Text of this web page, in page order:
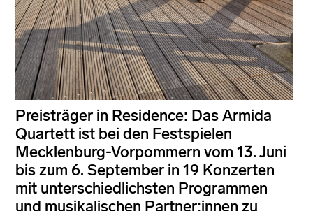
Preisträger in Residence: Das Armida
Quartett ist bei den Festspielen
Mecklenburg-Vorpommern vom 13. Juni
bis zum 6. September in 19 Konzerten
mit unterschiedlichsten Programmen
und musikalischen Partner:innen zu